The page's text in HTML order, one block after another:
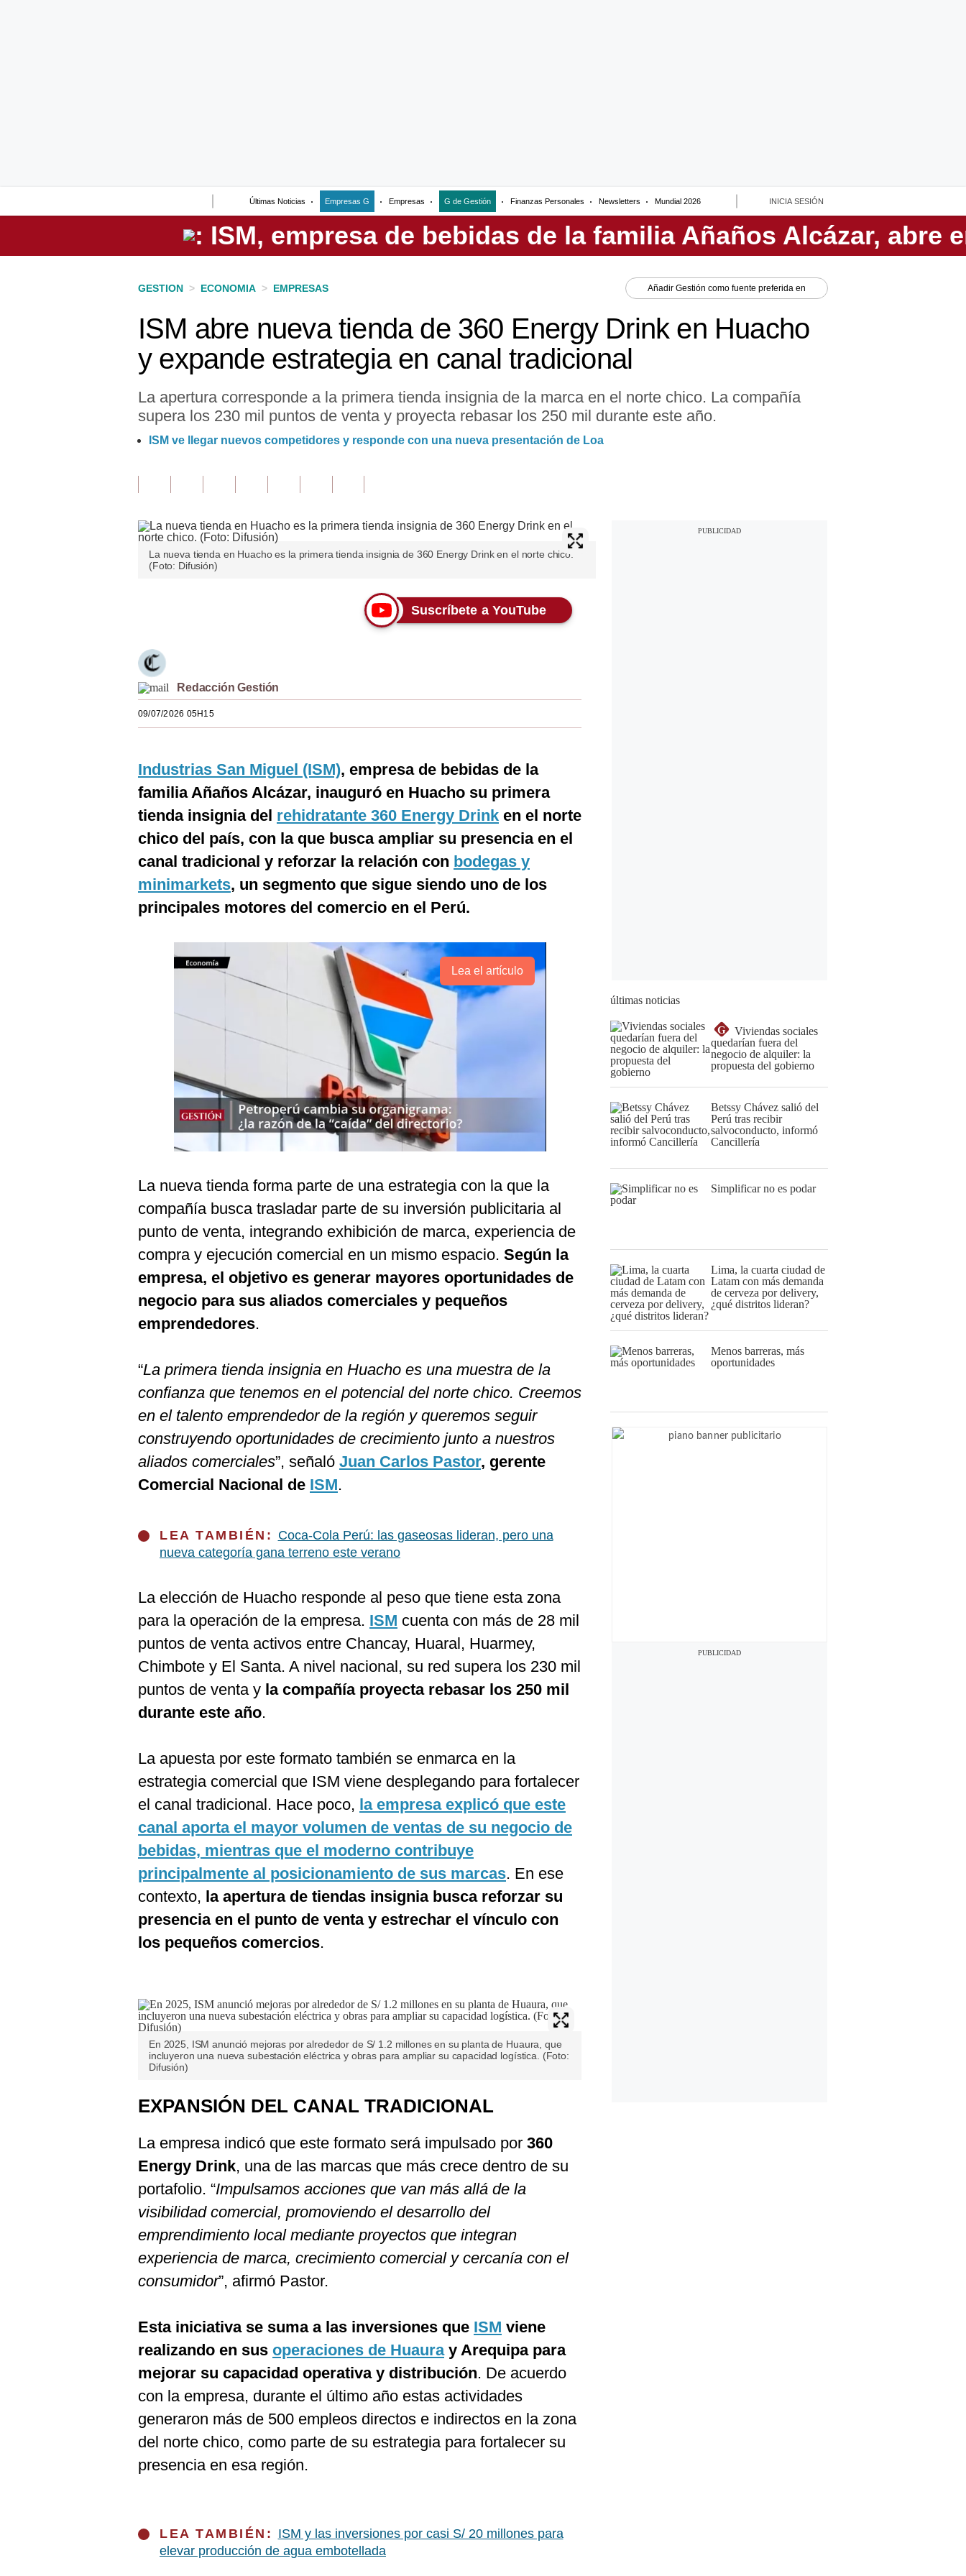
Últimas Noticias Empresas G Empresas G de Gestión Finanzas Personales Newsletters Mundial 2026 INICIA SESIÓN
Perú
GESTION > ECONOMIA > EMPRESAS Añadir Gestión como fuente preferida en
ISM abre nueva tienda de 360 Energy Drink en Huacho
y expande estrategia en canal tradicional
La apertura corresponde a la primera tienda insignia de la marca en el norte chico. La compañía
supera los 230 mil puntos de venta y proyecta rebasar los 250 mil durante este año.
ISM ve llegar nuevos competidores y responde con una nueva presentación de Loa
La nueva tienda en Huacho es la primera tienda insignia de 360 Energy Drink en el norte chico.
(Foto: Difusión)
Suscríbete a YouTube
Redacción Gestión
09/07/2026 05H15
Industrias San Miguel (ISM), empresa de bebidas de la
familia Añaños Alcázar, inauguró en Huacho su primera
tienda insignia del rehidratante 360 Energy Drink en el norte
chico del país, con la que busca ampliar su presencia en el
canal tradicional y reforzar la relación con bodegas y
minimarkets, un segmento que sigue siendo uno de los
principales motores del comercio en el Perú.
Lea el artículo
La nueva tienda forma parte de una estrategia con la que la
compañía busca trasladar parte de su inversión publicitaria al
punto de venta, integrando exhibición de marca, experiencia de
compra y ejecución comercial en un mismo espacio. Según la
empresa, el objetivo es generar mayores oportunidades de
negocio para sus aliados comerciales y pequeños
emprendedores.
“La primera tienda insignia en Huacho es una muestra de la
confianza que tenemos en el potencial del norte chico. Creemos
en el talento emprendedor de la región y queremos seguir
construyendo oportunidades de crecimiento junto a nuestros
aliados comerciales”, señaló Juan Carlos Pastor, gerente
Comercial Nacional de ISM.
LEA TAMBIÉN: Coca-Cola Perú: las gaseosas lideran, pero una
nueva categoría gana terreno este verano
La elección de Huacho responde al peso que tiene esta zona
para la operación de la empresa. ISM cuenta con más de 28 mil
puntos de venta activos entre Chancay, Huaral, Huarmey,
Chimbote y El Santa. A nivel nacional, su red supera los 230 mil
puntos de venta y la compañía proyecta rebasar los 250 mil
durante este año.
La apuesta por este formato también se enmarca en la
estrategia comercial que ISM viene desplegando para fortalecer
el canal tradicional. Hace poco, la empresa explicó que este
canal aporta el mayor volumen de ventas de su negocio de
bebidas, mientras que el moderno contribuye
principalmente al posicionamiento de sus marcas. En ese
contexto, la apertura de tiendas insignia busca reforzar su
presencia en el punto de venta y estrechar el vínculo con
los pequeños comercios.
En 2025, ISM anunció mejoras por alrededor de S/ 1.2 millones en su planta de Huaura, que
incluyeron una nueva subestación eléctrica y obras para ampliar su capacidad logística. (Foto:
Difusión)
EXPANSIÓN DEL CANAL TRADICIONAL
La empresa indicó que este formato será impulsado por 360
Energy Drink, una de las marcas que más crece dentro de su
portafolio. “Impulsamos acciones que van más allá de la
visibilidad comercial, promoviendo el desarrollo del
emprendimiento local mediante proyectos que integran
experiencia de marca, crecimiento comercial y cercanía con el
consumidor”, afirmó Pastor.
Esta iniciativa se suma a las inversiones que ISM viene
realizando en sus operaciones de Huauray Arequipa para
mejorar su capacidad operativa y distribución. De acuerdo
con la empresa, durante el último año estas actividades
generaron más de 500 empleos directos e indirectos en la zona
del norte chico, como parte de su estrategia para fortalecer su
presencia en esa región.
LEA TAMBIÉN: ISM y las inversiones por casi S/ 20 millones para
elevar producción de agua embotellada
últimas noticias
G
Viviendas sociales
quedarían fuera del
negocio de alquiler: la
propuesta del gobierno
Betssy Chávez salió del
Perú tras recibir
salvoconducto, informó
Cancillería
Simplificar no es podar
Lima, la cuarta ciudad de
Latam con más demanda
de cerveza por delivery,
¿qué distritos lideran?
Menos barreras, más
oportunidades